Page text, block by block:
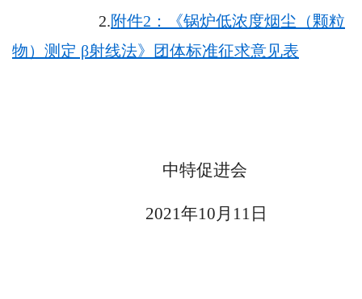
2.附件2：《锅炉低浓度烟尘（颗粒
物）测定 β射线法》团体标准征求意见表
中特促进会
2021年10月11日